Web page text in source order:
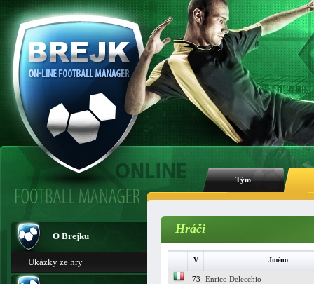
Tým
O Brejku
Ukázky ze hry
Hráči
V Jméno
73 Enrico Delecchio